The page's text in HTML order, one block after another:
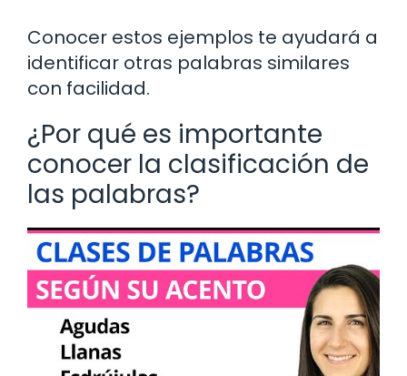
Conocer estos ejemplos te ayudará a
identificar otras palabras similares
con facilidad.
¿Por qué es importante
conocer la clasificación de
las palabras?